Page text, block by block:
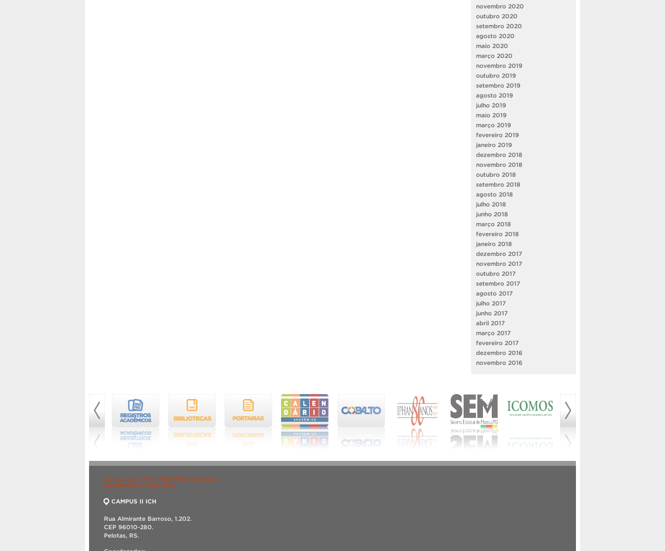
novembro 2020
outubro 2020
setembro 2020
agosto 2020
maio 2020
março 2020
novembro 2019
outubro 2019
setembro 2019
agosto 2019
julho 2019
maio 2019
março 2019
fevereiro 2019
janeiro 2019
dezembro 2018
novembro 2018
outubro 2018
setembro 2018
agosto 2018
julho 2018
junho 2018
março 2018
fevereiro 2018
janeiro 2018
dezembro 2017
novembro 2017
outubro 2017
setembro 2017
agosto 2017
julho 2017
junho 2017
abril 2017
março 2017
fevereiro 2017
dezembro 2016
novembro 2016
LOCALIZE O PPG MEMÓRIA SOCIAL E
PATRIMÔNIO CULTURAL
CAMPUS II ICH
Rua Almirante Barroso, 1.202.
CEP 96010-280.
Pelotas, RS.